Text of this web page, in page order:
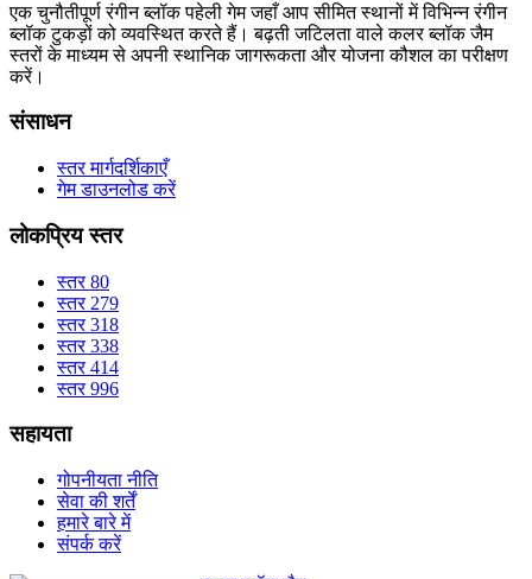
एक चुनौतीपूर्ण रंगीन ब्लॉक पहेली गेम जहाँ आप सीमित स्थानों में विभिन्न रंगीन
ब्लॉक टुकड़ों को व्यवस्थित करते हैं। बढ़ती जटिलता वाले कलर ब्लॉक जैम
स्तरों के माध्यम से अपनी स्थानिक जागरूकता और योजना कौशल का परीक्षण
करें।
संसाधन
स्तर मार्गदर्शिकाएँ
गेम डाउनलोड करें
लोकप्रिय स्तर
स्तर 80
स्तर 279
स्तर 318
स्तर 338
स्तर 414
स्तर 996
सहायता
गोपनीयता नीति
सेवा की शर्तें
हमारे बारे में
संपर्क करें